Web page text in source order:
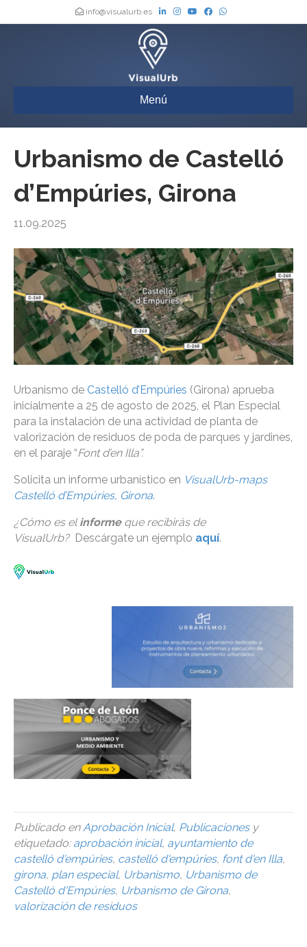
info@visualurb.es
Menú
Urbanismo de Castelló
d’Empúries, Girona
11.09.2025
Urbanismo de Castelló d’Empúries (Girona) aprueba
inicialmente a 25 de agosto de 2025, el Plan Especial
para la instalación de una actividad de planta de
valorización de residuos de poda de parques y jardines,
en el paraje “Font d’en Illa”.
Solicita un informe urbanístico en VisualUrb-maps
Castelló d’Empúries, Girona.
¿Cómo es el informe que recibirás de
VisualUrb?Descárgate un ejemplo aquí.
Publicado en Aprobación Inicial, Publicacionesy
etiquetado: aprobación inicial, ayuntamiento de
castelló d'empúries, castelló d'empúries, font d'en Illa,
girona, plan especial, Urbanismo, Urbanismo de
Castelló d'Empúries, Urbanismo de Girona,
valorización de residuos